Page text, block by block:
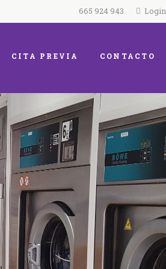
665 924 943 Login
CITA PREVIA CONTACTO